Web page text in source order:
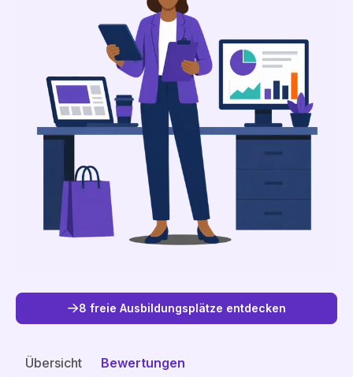
8 freie Ausbildungsplätze entdecken
Übersicht Bewertungen